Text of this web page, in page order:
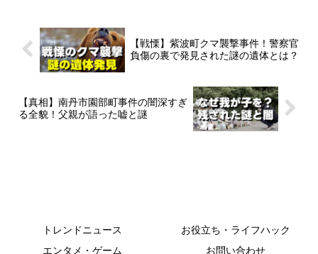
【戦慄】紫波町クマ襲撃事件！警察官
負傷の裏で発見された謎の遺体とは？
【真相】南丹市園部町事件の闇深すぎ
る全貌！父親が語った嘘と謎
トレンドニュース
お役立ち・ライフハック
エンタメ・ゲーム
お問い合わせ